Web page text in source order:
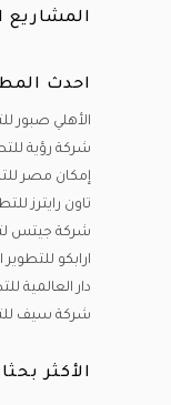
المشاريع
احدث
الأهلي صبور
شركة رؤية
إمكان مصر
تاون رايترز
شركة جيتس
ارابكو للتطوير
دار العالمية
شركة سيف
الأكثر بحثا